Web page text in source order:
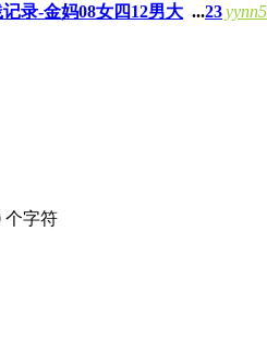
录-金妈08女四12男大 ...23
个字符